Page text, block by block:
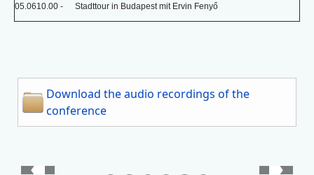
05.0610.00 - Stadttour in Budapest mit Ervin Fenyő
Download the audio recordings of the
conference